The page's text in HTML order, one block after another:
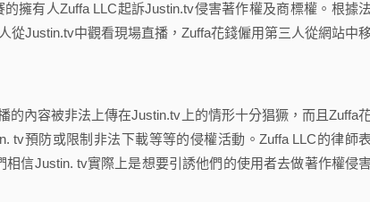
擁有人Zuffa LLC起訴Justin.tv侵害著作權及商標權。根據
從Justin.tv中觀看現場直播，Zuffa花錢僱用第三人從網站中
內容被非法上傳在Justin.tv上的情形十分猖獗，而且Zuffa
tv預防或限制非法下載等等的侵權活動。Zuffa LLC的律師
信Justin. tv實際上是想要引誘他們的使用者去做著作權侵